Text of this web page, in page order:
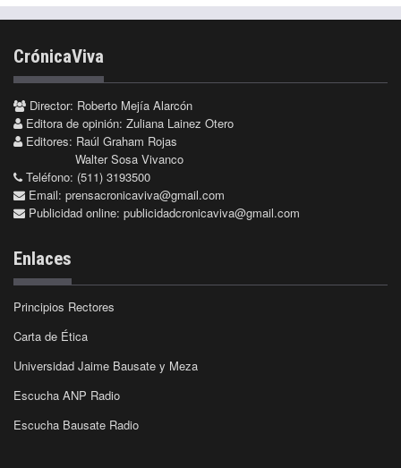
CrónicaViva
Director: Roberto Mejía Alarcón
Editora de opinión: Zuliana Lainez Otero
Editores: Raúl Graham Rojas
Walter Sosa Vivanco
Teléfono: (511) 3193500
Email: prensacronicaviva@gmail.com
Publicidad online: publicidadcronicaviva@gmail.com
Enlaces
Principios Rectores
Carta de Ética
Universidad Jaime Bausate y Meza
Escucha ANP Radio
Escucha Bausate Radio